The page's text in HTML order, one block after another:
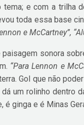
e com a trilha
toda essa base
e McCartney”,
paisagem sonora
“Para Lennon e
Gol que não
um rolinho dentro
é ginga e é Minas